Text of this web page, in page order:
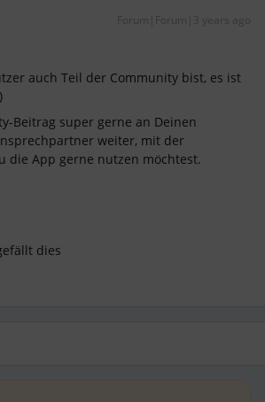
Forum|Forum|3 years ago
auch Teil der Community bist, es ist
Beitrag super gerne an Deinen
weiter, mit der
die App gerne nutzen möchtest.
dies